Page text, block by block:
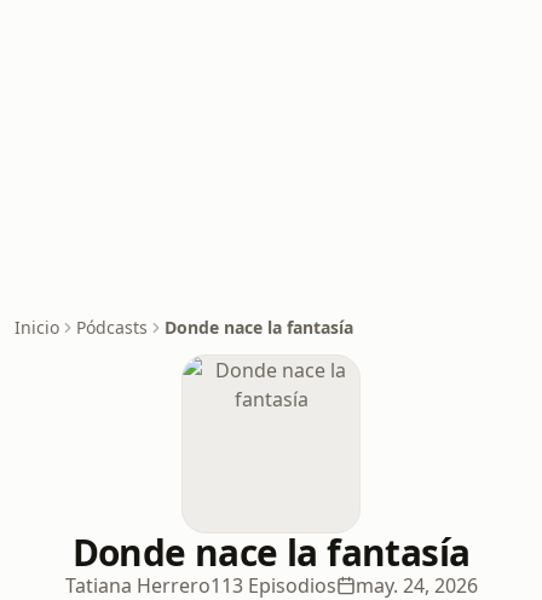
Inicio Pódcasts Donde nace la fantasía
Donde nace la fantasía
Tatiana Herrero113 Episodios may. 24, 2026